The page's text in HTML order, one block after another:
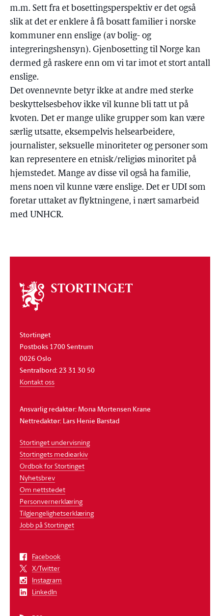
m.m. Sett fra et bosettingsperspektiv er det også
slik at det er enklere å få bosatt familier i norske
kommuner enn enslige (av bolig- og
integreringshensyn). Gjenbosetting til Norge kan
dermed gå raskere enn om vi tar imot et stort antall
enslige.
Det ovennevnte betyr ikke at andre med sterke
beskyttelsesbehov ikke vil kunne bli tatt ut på
kvoten. Det er mange ulike grupper som kan være
særlig utsatte, eksempelvis helsearbeidere,
journalister, seksuelle minoriteter og personer som
kan representere en etnisk/religiøs minoritet på
hjemstedet. Mange av disse vil også ha familie,
mens noen vil kunne være enslige. Det er UDI som
foretar uttaket av flyktningene, i nært samarbeid
med UNHCR.
Om
stortinget
Stortinget
Postboks 1700 Sentrum
0026 Oslo
Sentralbord: 23 31 30 50
Kontakt oss
Ansvarlig redaktør: Mona Mortensen Krane
Nettredaktør: Lars Henie Barstad
Stortinget undervisning
Stortingets mediearkiv
Ordbok for Stortinget
Nyhetsbrev
Om nettstedet
Personvernerklæring
Tilgjengelighetserklæring
Jobb på Stortinget
Facebook
X/Twitter
Instagram
LinkedIn